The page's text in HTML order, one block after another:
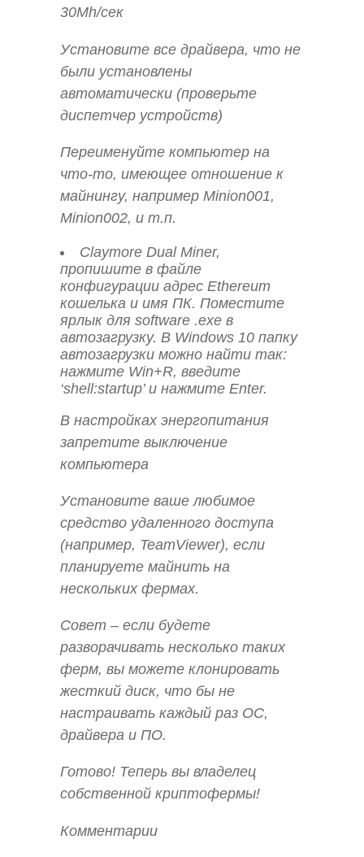
30Mh/сек
Установите все драйвера, что не
были установлены
автоматически (проверьте
диспетчер устройств)
Переименуйте компьютер на
что-то, имеющее отношение к
майнингу, например Minion001,
Minion002, и т.п.
Claymore Dual Miner,
пропишите в файле
конфигурации адрес Ethereum
кошелька и имя ПК. Поместите
ярлык для software .exe в
автозагрузку. В Windows 10 папку
автозагрузки можно найти так:
нажмите Win+R, введите
‘shell:startup’ и нажмите Enter.
В настройках энергопитания
запретите выключение
компьютера
Установите ваше любимое
средство удаленного доступа
(например, TeamViewer), если
планируете майнить на
нескольких фермах.
Совет – если будете
разворачивать несколько таких
ферм, вы можете клонировать
жесткий диск, что бы не
настраивать каждый раз ОС,
драйвера и ПО.
Готово! Теперь вы владелец
собственной криптофермы!
Комментарии